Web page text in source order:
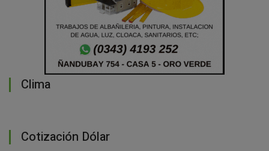
Clima
Cotización Dólar